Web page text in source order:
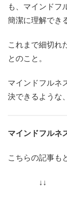
も、マインドフ
簡潔に理解でき
これまで細切れ
とのこと。
マインドフルネ
決できるような
マインドフルネ
こちらの記事も
↓↓